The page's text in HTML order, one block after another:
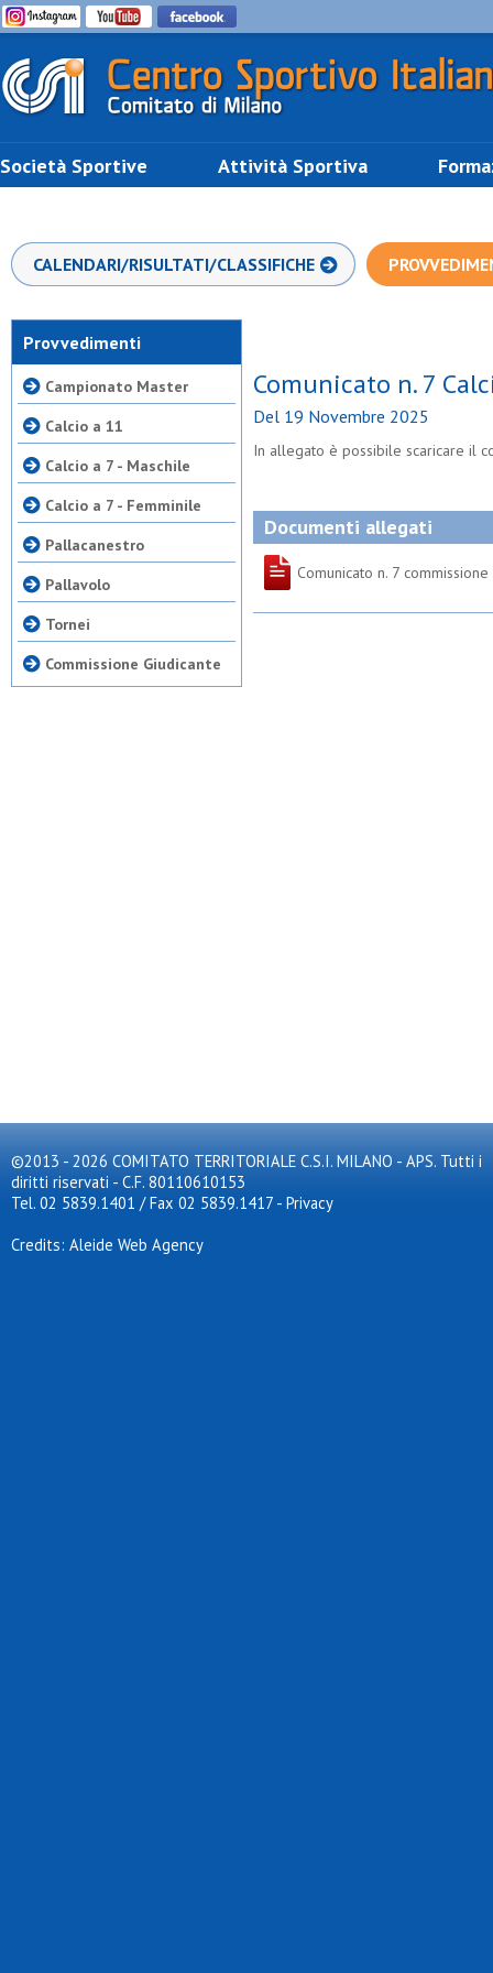
Società Sportive Attività Sportiva
CALENDARI/RISULTATI/CLASSIFICHE
Provvedimenti
Campionato Master
Calcio a 11
Calcio a 7 - Maschile
Calcio a 7 - Femminile
Pallacanestro
Pallavolo
Tornei
Commissione Giudicante
Comunicato n. 7
Del 19 Novembre 2025
In allegato è possibile scaricare il
Documenti allegati
Comunicato n. 7
©2013 - 2026 COMITATO TERRITORIALE C.S.I. MILANO - APS. Tutti i
diritti riservati - C.F. 80110610153
Tel. 02 5839.1401 / Fax 02 5839.1417 - Privacy
Credits: Aleide Web Agency